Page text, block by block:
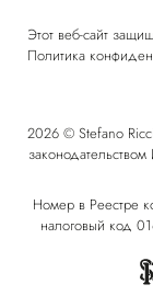
Этот веб-сайт
Политика
2026 © Stefano
Номер в Реестре
налоговый код